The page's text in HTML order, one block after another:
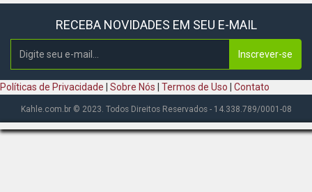
RECEBA NOVIDADES EM SEU E-MAIL
Inscrever-se
Políticas de Privacidade Sobre Nós Termos de Uso Contato
Kahle.com.br © 2023. Todos Direitos Reservados - 14.338.789/0001-08